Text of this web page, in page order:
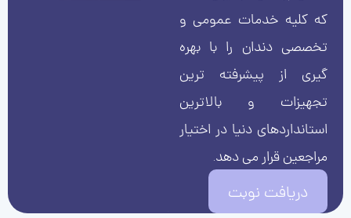
که کلیه خدمات عمومی و
تخصصی دندان را با بهره
گیری از پیشرفته ترین
تجهیزات و بالاترین
استانداردهای دنیا در اختیار
مراجعین قرار می دهد.
دریافت نوبت